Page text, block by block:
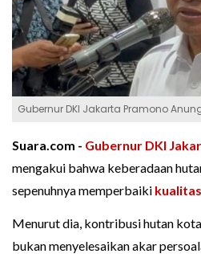
Gubernur DKI Jakarta Pramono
Suara.com - Gubernur DKI
mengakui bahwa keberadaan
sepenuhnya memperbaiki
Menurut dia, kontribusi hutan
bukan menyelesaikan akar